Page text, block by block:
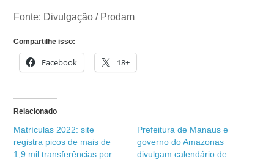
Fonte: Divulgação / Prodam
Compartilhe isso:
Facebook 18+
Relacionado
Matrículas 2022: site
registra picos de mais de
1,9 mil transferências por
Prefeitura de Manaus e
governo do Amazonas
divulgam calendário de